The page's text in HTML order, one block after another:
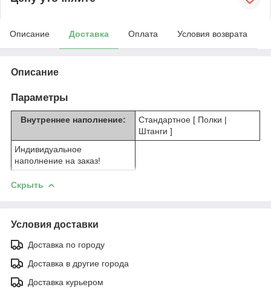
Описание Доставка Оплата Условия возврата
Описание
Параметры
Внутреннее наполнение:
Стандартное [ Полки |
Штанги ]
Индивидуальное
наполнение на заказ!
Скрыть
Условия доставки
Доставка по городу
Доставка в другие города
Доставка курьером